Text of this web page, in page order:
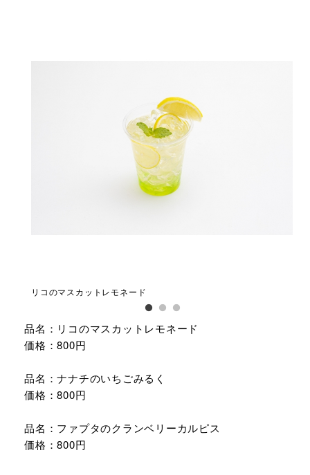
リコのマスカットレモネード
品名：リコのマスカットレモネード
価格：800円
品名：ナナチのいちごみるく
価格：800円
品名：ファプタのクランベリーカルピス
価格：800円